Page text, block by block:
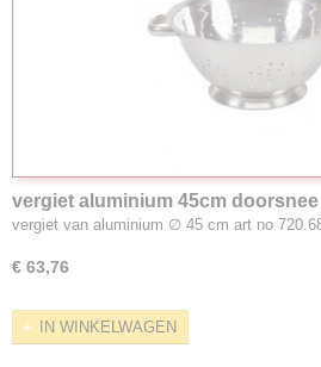
vergiet aluminium 45cm doorsnee
vergiet van aluminium ∅ 45 cm art no
€ 63,76
IN WINKELWAGEN